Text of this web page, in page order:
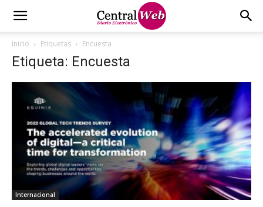
Inicio Etiquetas Encuesta
Etiqueta: Encuesta
Internacional